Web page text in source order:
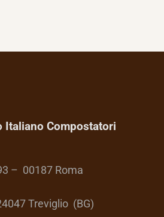
Italiano Compostatori
– 00187 Roma
Treviglio (BG)